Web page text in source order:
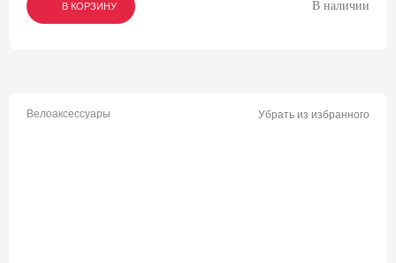
В КОРЗИНУ
В КОРЗИНУ
В КОРЗИНУ В наличии
Велоаксессуары Убрать из избранного